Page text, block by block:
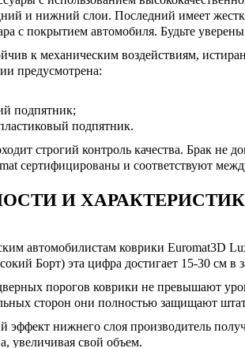
и нижний слои. Последний имеет
с покрытием автомобиля. Будьте
к механическим воздействиям,
предусмотрена:
подпятник;
подпятник.
строгий контроль качества. Брак не
сертифицированы и соответствуют
И
автомобилистам коврики Euromat3D
Борт) эта цифра достигает 15-30 см в
порогов коврики не превышают
сторон они полностью защищают
эффект нижнего слоя производитель
увеличивая свой объем.